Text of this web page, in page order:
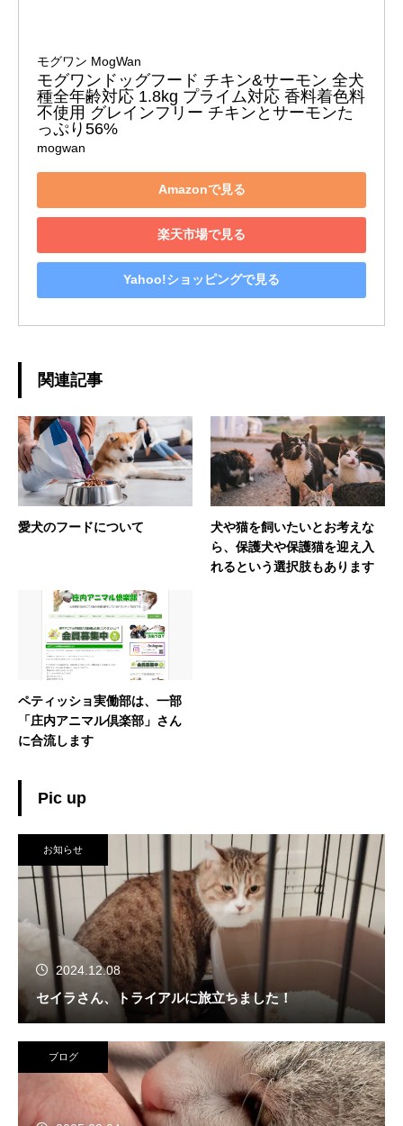
モグワン MogWan
モグワンドッグフード チキン&サーモン 全犬
種全年齢対応 1.8kg プライム対応 香料着色料
不使用 グレインフリー チキンとサーモンた
っぷり56%
mogwan
Amazonで見る
楽天市場で見る
Yahoo!ショッピングで見る
関連記事
愛犬のフードについて
犬や猫を飼いたいとお考えな
ら、保護犬や保護猫を迎え入
れるという選択肢もあります
ペティッショ実働部は、一部
「庄内アニマル倶楽部」さん
に合流します
Pic up
お知らせ
2024.12.08
セイラさん、トライアルに旅立ちました！
ブログ